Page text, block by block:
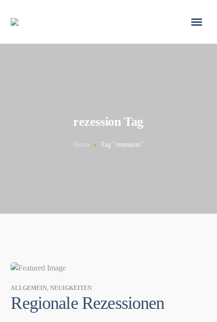
rezession Tag
Home Tag "rezession"
ALLGEMEIN,NEUIGKEITEN
Regionale Rezessionen